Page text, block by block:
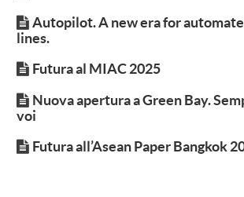
Autopilot. A new era for
lines.
Futura al MIAC 2025
Nuova apertura a Green Bay.
voi
Futura all’Asean Paper Bangkok